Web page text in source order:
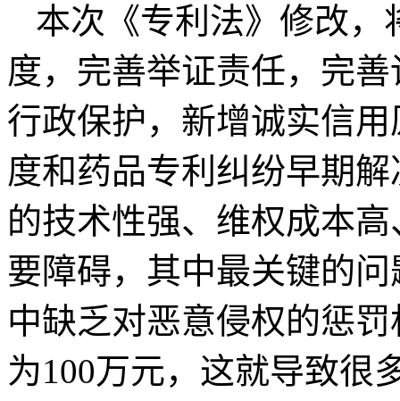
本次《专利法》修改，
度，完善举证责任，完
行政保护，新增诚实信
度和药品专利纠纷早期
的技术性强、维权成本
要障碍，其中最关键的
中缺乏对恶意侵权的惩
为100万元，这就导致很